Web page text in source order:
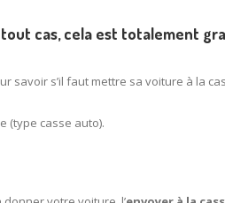
tout cas, cela est totalement
savoir s’il faut mettre sa voiture à la
(type casse auto).